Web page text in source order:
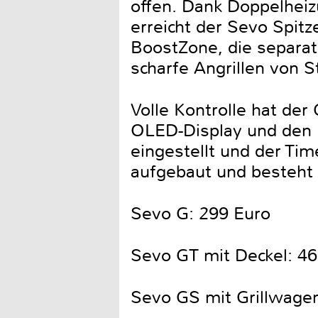
offen. Dank
erreicht der Sevo
BoostZone, die
scharfe Angrillen von
Volle Kontrolle hat
OLED-Display und
eingestellt und der
aufgebaut und
Sevo G: 299 Euro
Sevo GT mit Deckel:
Sevo GS mit